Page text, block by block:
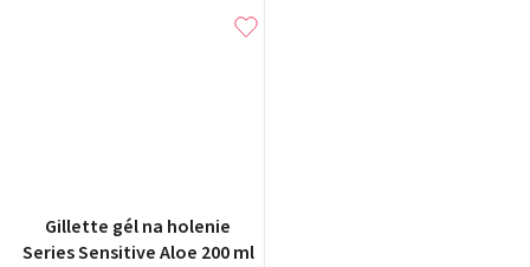
Gillette gél na holenie
Series Sensitive Aloe 200 ml